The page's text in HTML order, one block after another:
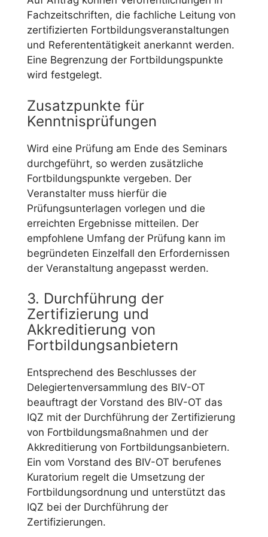
Fachzeitschriften, die fachliche Leitung von
zertifizierten Fortbildungsveranstaltungen
und Referententätigkeit anerkannt werden.
Eine Begrenzung der Fortbildungspunkte
wird festgelegt.
Zusatzpunkte für
Kenntnisprüfungen
Wird eine Prüfung am Ende des Seminars
durchgeführt, so werden zusätzliche
Fortbildungspunkte vergeben. Der
Veranstalter muss hierfür die
Prüfungsunterlagen vorlegen und die
erreichten Ergebnisse mitteilen. Der
empfohlene Umfang der Prüfung kann im
begründeten Einzelfall den Erfordernissen
der Veranstaltung angepasst werden.
3. Durchführung der
Zertifizierung und
Akkreditierung von
Fortbildungsanbietern
Entsprechend des Beschlusses der
Delegiertenversammlung des BIV-OT
beauftragt der Vorstand des BIV-OT das
IQZ mit der Durchführung der Zertifizierung
von Fortbildungsmaßnahmen und der
Akkreditierung von Fortbildungsanbietern.
Ein vom Vorstand des BIV-OT berufenes
Kuratorium regelt die Umsetzung der
Fortbildungsordnung und unterstützt das
IQZ bei der Durchführung der
Zertifizierungen.